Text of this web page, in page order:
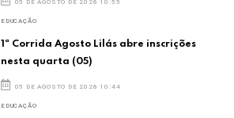
05 DE AGOSTO DE 2026 10:55
EDUCAÇÃO
1ª Corrida Agosto Lilás abre inscrições
nesta quarta (05)
05 DE AGOSTO DE 2026 10:44
EDUCAÇÃO